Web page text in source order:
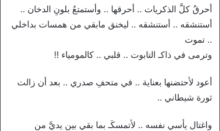
أحرقُ كلَّ الذكريات .. أحرقها .. وأستمتعُ بلونِ الدخان ..
أستنشقه .. أستنشقه .. ليخنق مابقي من همسات بداخلي
.. تموت
وترمى في ذاكـ التابوت .. قلبي .. كالمومياء !!
أعود لأحتضنها بعناية .. في متحفِ صدري .. بعد أن زالت
ثورة شيطاني ..
واغتال يأسي نفسه .. لأتمسكَـ بما بقي بين يديَّ من